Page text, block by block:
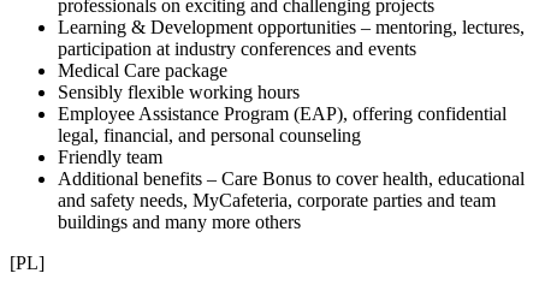
professionals on exciting and challenging projects
Learning & Development opportunities – mentoring, lectures,
participation at industry conferences and events
Medical Care package
Sensibly flexible working hours
Employee Assistance Program (EAP), offering confidential
legal, financial, and personal counseling
Friendly team
Additional benefits – Care Bonus to cover health, educational
and safety needs, MyCafeteria, corporate parties and team
buildings and many more others
[PL]